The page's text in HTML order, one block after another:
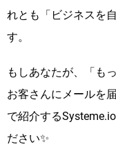
れとも「ビジネスを
す。
もしあなたが、「も
お客さんにメールを
で紹介する
ださい✨